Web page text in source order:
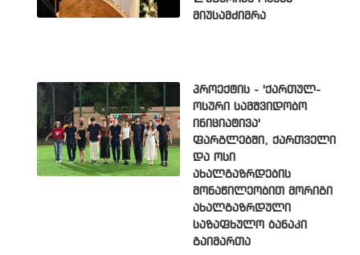
მიუსამძიმრა
პროექტის - 'ქართულ-
ოსური სამშვიდობო
ინიციატივა'
ფარგლებში, ქართველი
და ოსი
ახალგაზრდების
მონაწილეობით მორიგი
ახალგაზრდული
საზაფხულო ბანაკი
გაიმართა